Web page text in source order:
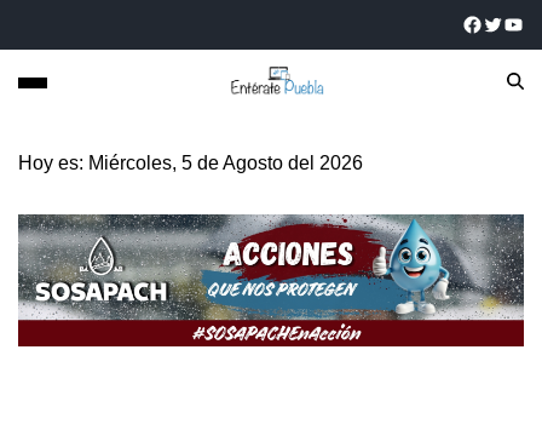
Hoy es: Miércoles, 5 de Agosto del 2026